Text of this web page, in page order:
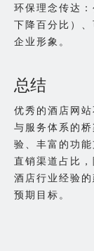
环保理念传达
下降百分比）
企业形象。
总结
优秀的酒店网
与服务体系的
验、丰富的功
直销渠道占比
酒店行业经验
预期目标。